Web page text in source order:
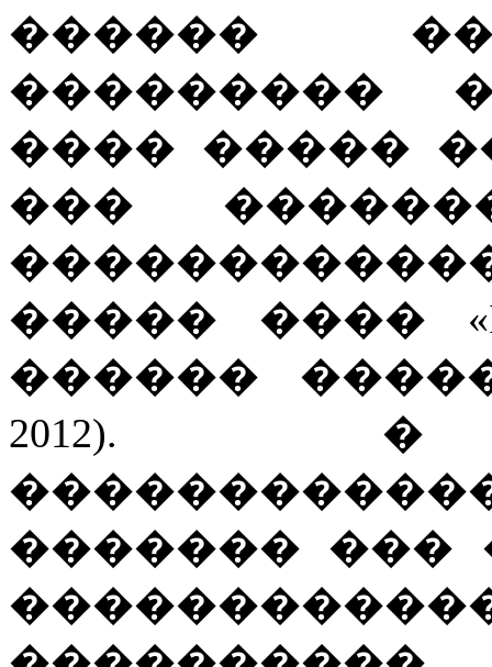
������
���������
���� �����
���
����� ���� «I
������
2012).
������� ���